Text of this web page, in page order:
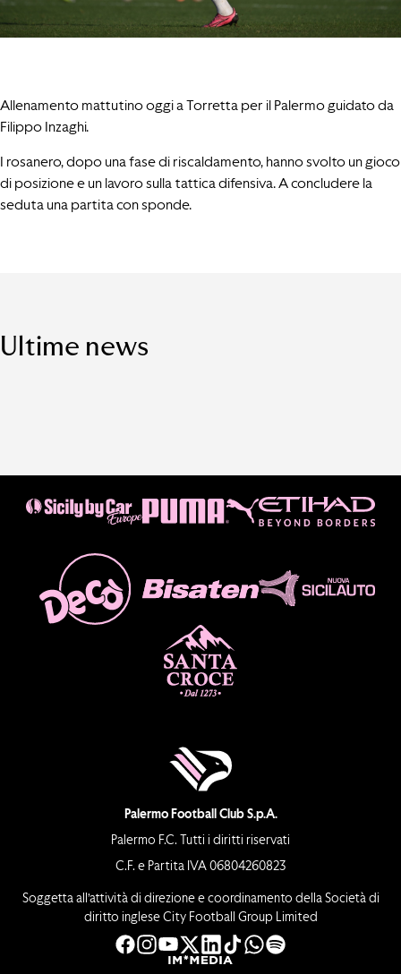
Allenamento mattutino oggi a Torretta per il Palermo guidato da
Filippo Inzaghi.
I rosanero, dopo una fase di riscaldamento, hanno svolto un gioco
di posizione e un lavoro sulla tattica difensiva. A concludere la
seduta una partita con sponde.
Ultime news
Palermo Football Club S.p.A.
Palermo F.C. Tutti i diritti riservati
C.F. e Partita IVA 06804260823
Soggetta all’attività di direzione e coordinamento della Società di
diritto inglese City Football Group Limited